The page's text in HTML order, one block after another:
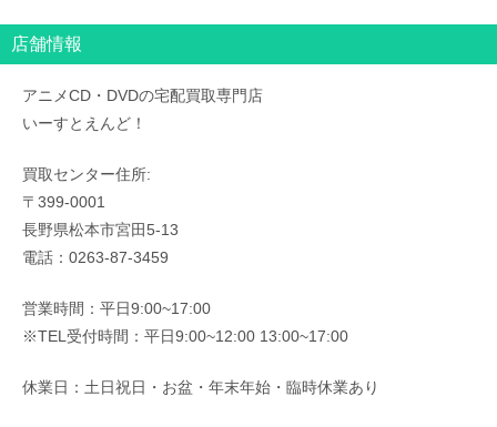
店舗情報
アニメCD・DVDの宅配買取専門店
いーすとえんど！
買取センター住所:
〒399-0001
長野県松本市宮田5-13
電話：0263-87-3459
営業時間：平日9:00~17:00
※TEL受付時間：平日9:00~12:00 13:00~17:00
休業日：土日祝日・お盆・年末年始・臨時休業あり